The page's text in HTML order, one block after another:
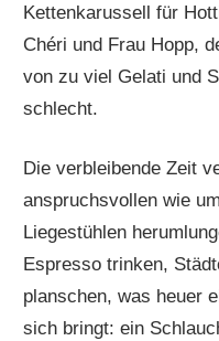
Kettenkarussell für
Chéri und Frau Hopp,
von zu viel Gelati und
schlecht.
Die verbleibende Zeit
anspruchsvollen wie
Liegestühlen
Espresso trinken,
planschen, was heuer
sich bringt: ein